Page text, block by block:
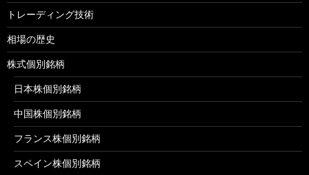
トレーディング技術
相場の歴史
株式個別銘柄
日本株個別銘柄
中国株個別銘柄
フランス株個別銘柄
スペイン株個別銘柄